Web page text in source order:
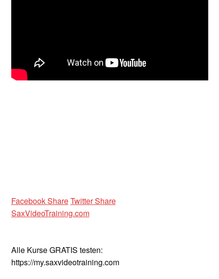
NEWS BLOG
Facebook ShareTwitter Share
SaxVideoTraining.com
Alle Kurse GRATIS testen:
https://my.saxvideotraining.com